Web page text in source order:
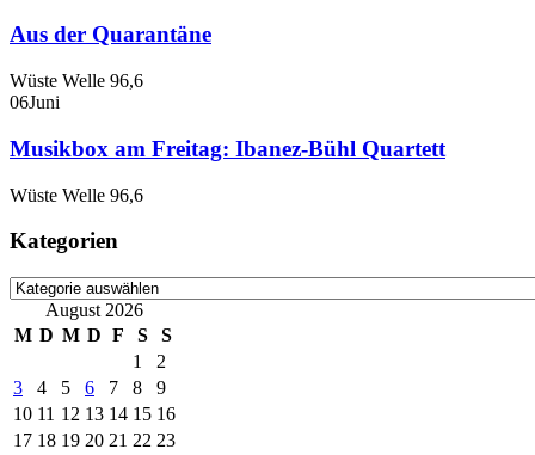
Aus der Quarantäne
Wüste Welle 96,6
06Juni
Musikbox am Freitag: Ibanez-Bühl Quartett
Wüste Welle 96,6
Kategorien
Kategorien
August 2026
M D M D F S
S
1
2
3
4 5 6 7 8
9
10 11 12 13 14 15 16
17 18 19 20 21 22 23